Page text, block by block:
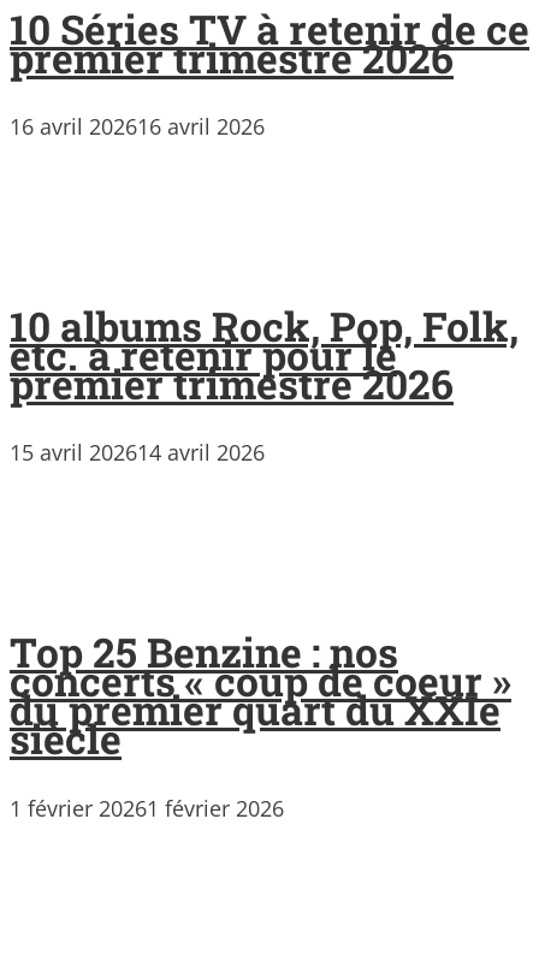
10 Séries TV à retenir de ce
premier trimestre 2026
16 avril 202616 avril 2026
10 albums Rock, Pop, Folk,
etc. à retenir pour le
premier trimestre 2026
15 avril 202614 avril 2026
Top 25 Benzine : nos
concerts « coup de coeur »
du premier quart du XXIe
siècle
1 février 20261 février 2026